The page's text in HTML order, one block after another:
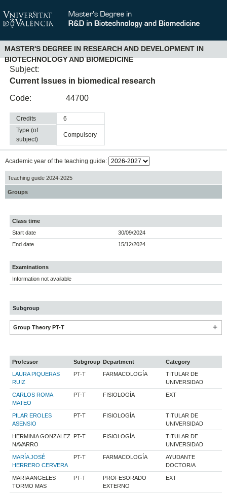
MASTER'S DEGREE IN RESEARCH AND DEVELOPMENT IN
BIOTECHNOLOGY AND BIOMEDICINE
Subject:
Current Issues in biomedical research
Code:
44700
Credits
6
Type (of
subject)
compulsory
Academic year of the teaching guide:
Teaching guide 2024-2025
Groups
Class time
Start date
30/09/2024
End date
15/12/2024
Examinations
Information not available
Subgroup
Group Theory PT-T
Professor Subgroup Department
Category
LAURA PIQUERAS
RUIZ
PT-T FARMACOLOGÍA
TITULAR DE
UNIVERSIDAD
CARLOS ROMA
MATEO
PT-T FISIOLOGÍA EXT
PILAR EROLES
ASENSIO
PT-T FISIOLOGÍA
TITULAR DE
UNIVERSIDAD
HERMINIA GONZALEZ
NAVARRO
PT-T FISIOLOGÍA
TITULAR DE
UNIVERSIDAD
MARÍA JOSÉ
HERRERO CERVERA
PT-T FARMACOLOGÍA
AYUDANTE
DOCTOR/A
MARIA ANGELES
TORMO MAS
PT-T
PROFESORADO
EXTERNO
EXT